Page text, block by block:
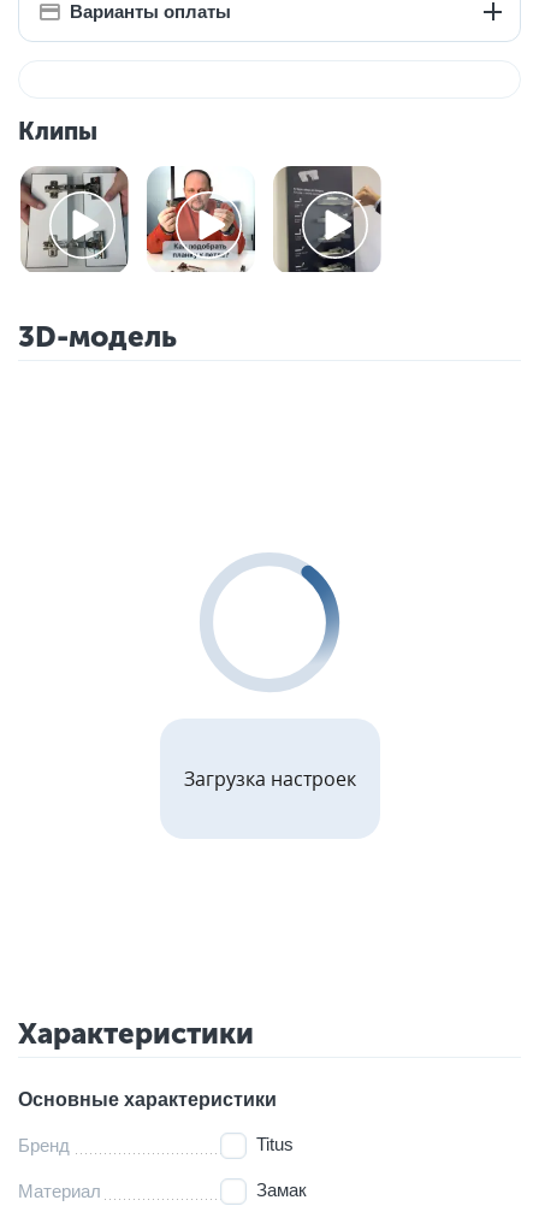
Варианты оплаты
Клипы
3D-модель
Загрузка настроек
Характеристики
Основные характеристики
Бренд Titus
Материал Замак